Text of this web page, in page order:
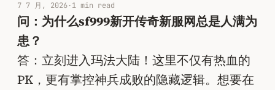
7 7 月, 2026·1 min read
问：为什么sf999新开传奇新服网总是人满为
患？
答：立刻进入玛法大陆！这里不仅有热血的
PK，更有掌控神兵成败的隐藏逻辑。想要在